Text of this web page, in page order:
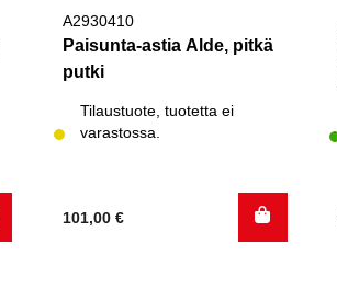
A2930410
Paisunta-astia Alde, pitkä
putki
Tilaustuote, tuotetta ei
varastossa.
101,00 €